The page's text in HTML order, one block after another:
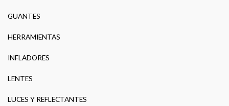
GUANTES
HERRAMIENTAS
INFLADORES
LENTES
LUCES Y REFLECTANTES